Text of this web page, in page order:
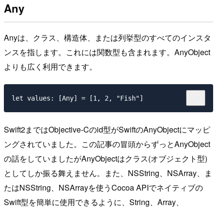
Any
Anyは、クラス、構造体、または列挙型のすべてのインスタ
ンスを指します。これには関数型も含まれます。AnyObject
よりも広く利用できます。
Swift2まではObjective-Cのid型がSwiftのAnyObjectにマッピ
ングされていました。この記事の冒頭からずっとAnyObject
の話をしていましたがAnyObjectはクラス(オブジェクト型)
としてしか振る舞えません。また、NSString、NSArray、ま
たはNSString、NSArrayを使うCocoa APIでネイティブの
Swift型を簡単に使用できるように、String、Array、